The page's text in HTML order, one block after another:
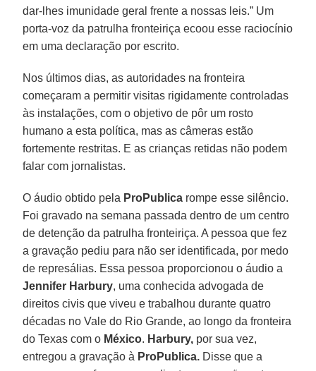
dar-lhes imunidade geral frente a nossas leis.” Um
porta-voz da patrulha fronteiriça ecoou esse raciocínio
em uma declaração por escrito.
Nos últimos dias, as autoridades na fronteira
começaram a permitir visitas rigidamente controladas
às instalações, com o objetivo de pôr um rosto
humano a esta política, mas as câmeras estão
fortemente restritas. E as crianças retidas não podem
falar com jornalistas.
O áudio obtido pela ProPublica rompe esse silêncio.
Foi gravado na semana passada dentro de um centro
de detenção da patrulha fronteiriça. A pessoa que fez
a gravação pediu para não ser identificada, por medo
de represálias. Essa pessoa proporcionou o áudio a
Jennifer Harbury, uma conhecida advogada de
direitos civis que viveu e trabalhou durante quatro
décadas no Vale do Rio Grande, ao longo da fronteira
do Texas com o México. Harbury, por sua vez,
entregou a gravação à ProPublica. Disse que a